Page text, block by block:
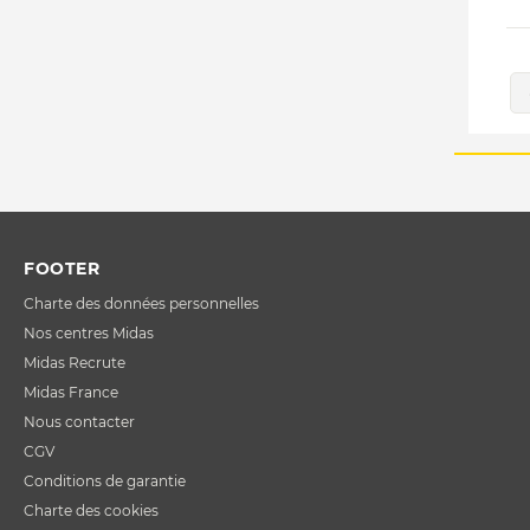
FOOTER
Charte des données personnelles
Nos centres Midas
Midas Recrute
Midas France
Nous contacter
CGV
Conditions de garantie
Charte des cookies